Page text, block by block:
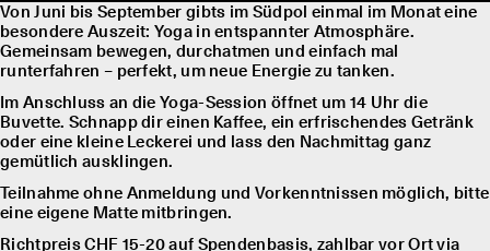
Von Juni bis September gibts im Südpol einmal im Monat eine
besondere Auszeit: Yoga in entspannter Atmosphäre.
Gemeinsam bewegen, durchatmen und einfach mal
runterfahren – perfekt, um neue Energie zu tanken.
Im Anschluss an die Yoga-Session öffnet um 14 Uhr die
Buvette. Schnapp dir einen Kaffee, ein erfrischendes Getränk
oder eine kleine Leckerei und lass den Nachmittag ganz
gemütlich ausklingen.
Teilnahme ohne Anmeldung und Vorkenntnissen möglich, bitte
eine eigene Matte mitbringen.
Richtpreis CHF 15-20 auf Spendenbasis, zahlbar vor Ort via